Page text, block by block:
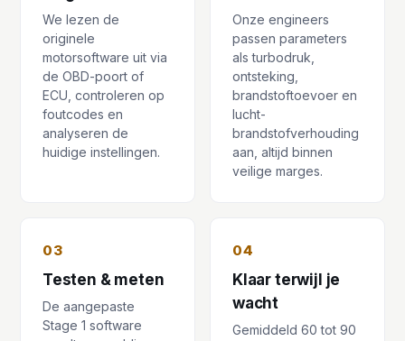
We lezen de
originele
motorsoftware uit via
de OBD-poort of
ECU, controleren op
foutcodes en
analyseren de
huidige instellingen.
Onze engineers
passen parameters
als turbodruk,
ontsteking,
brandstoftoevoer en
lucht-
brandstofverhouding
aan, altijd binnen
veilige marges.
03
Testen & meten
De aangepaste
Stage 1 software
04
Klaar terwijl je
wacht
Gemiddeld 60 tot 90